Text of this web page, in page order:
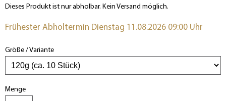
Dieses Produkt ist nur abholbar. Kein Versand möglich.
Frühester Abholtermin Dienstag 11.08.2026 09:00 Uhr
Größe / Variante
Menge